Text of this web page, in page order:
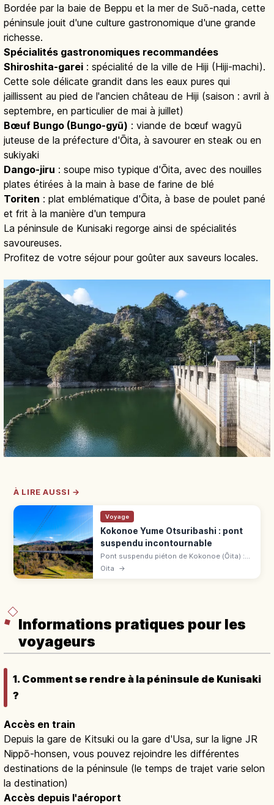
Bordée par la baie de Beppu et la mer de Suō-nada, cette
péninsule jouit d'une culture gastronomique d'une grande
richesse.
Spécialités gastronomiques recommandées
Shiroshita-garei : spécialité de la ville de Hiji (Hiji-machi).
Cette sole délicate grandit dans les eaux pures qui
jaillissent au pied de l'ancien château de Hiji (saison : avril à
septembre, en particulier de mai à juillet)
Bœuf Bungo (Bungo-gyū) : viande de bœuf wagyū
juteuse de la préfecture d'Ōita, à savourer en steak ou en
sukiyaki
Dango-jiru : soupe miso typique d'Ōita, avec des nouilles
plates étirées à la main à base de farine de blé
Toriten : plat emblématique d'Ōita, à base de poulet pané
et frit à la manière d'un tempura
La péninsule de Kunisaki regorge ainsi de spécialités
savoureuses.
Profitez de votre séjour pour goûter aux saveurs locales.
À LIRE AUSSI →
Voyage
Kokonoe Yume Otsuribashi : pont
suspendu incontournable
Pont suspendu piéton de Kokonoe (Ōita) :
390 m de long, 173 m au-dessus de la
Oita →
Informations pratiques pour les
voyageurs
1. Comment se rendre à la péninsule de Kunisaki
?
Accès en train
Depuis la gare de Kitsuki ou la gare d'Usa, sur la ligne JR
Nippō-honsen, vous pouvez rejoindre les différentes
destinations de la péninsule (le temps de trajet varie selon
la destination)
Accès depuis l'aéroport